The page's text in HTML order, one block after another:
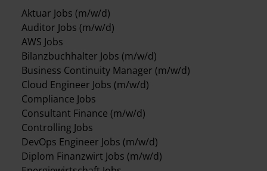
Aktuar Jobs (m/w/d)
Auditor Jobs (m/w/d)
AWS Jobs
Bilanzbuchhalter Jobs (m/w/d)
Business Continuity Manager (m/w/d)
Cloud Engineer Jobs (m/w/d)
Compliance Jobs
Consultant Finance (m/w/d)
Controlling Jobs
DevOps Engineer Jobs (m/w/d)
Diplom Finanzwirt Jobs (m/w/d)